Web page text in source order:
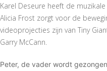
Karel Deseure heeft de muzikale
Alicia Frost zorgt voor de
videoprojecties zijn van Tiny
Garry McCann.
Peter, de vader wordt